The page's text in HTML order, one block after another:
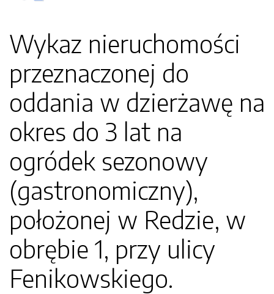
Wykaz nieruchomości
przeznaczonej do
oddania w dzierżawę na
okres do 3 lat na
ogródek sezonowy
(gastronomiczny),
położonej w Redzie, w
obrębie 1, przy ulicy
Fenikowskiego.